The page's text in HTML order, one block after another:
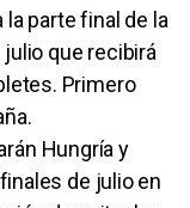
la parte final de la
que recibirá
Primero
Hungría y
de julio en